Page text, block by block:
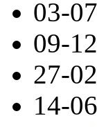
03-
09-
27-
14-